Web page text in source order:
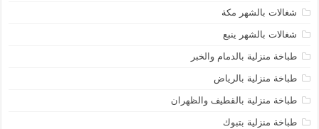
شغالات بالشهر مكة
شغالات بالشهر ينبع
طباخة منزلية بالدمام والخبر
طباخة منزلية بالرياض
طباخة منزلية بالقطيف والظهران
طباخة منزلية بتبوك